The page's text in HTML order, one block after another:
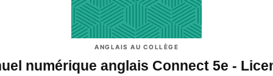
ANGLAIS AU COLLÈGE
numérique anglais Connect 5e -